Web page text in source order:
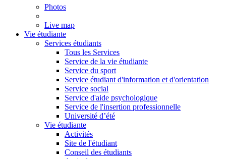
Photos
Live map
Vie étudiante
Services étudiants
Tous les Services
Service de la vie étudiante
Service du sport
Service étudiant d'information et d'orientation
Service social
Service d'aide psychologique
Service de l'insertion professionnelle
Université d’été
Vie étudiante
Activités
Site de l'étudiant
Conseil des étudiants